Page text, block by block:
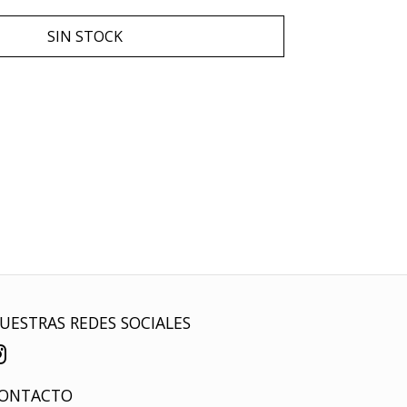
SIN STOCK
REDES SOCIALES